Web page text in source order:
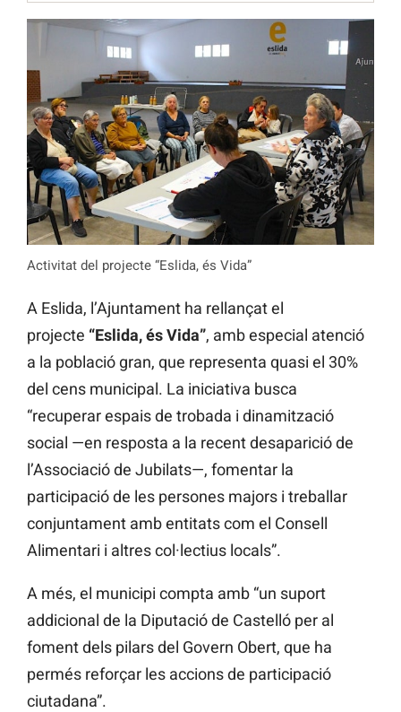
Activitat del projecte “Eslida, és Vida”
A Eslida, l’Ajuntament ha rellançat el
projecte “Eslida, és Vida”, amb especial atenció
a la població gran, que representa quasi el 30%
del cens municipal. La iniciativa busca
“recuperar espais de trobada i dinamització
social —en resposta a la recent desaparició de
l’Associació de Jubilats—, fomentar la
participació de les persones majors i treballar
conjuntament amb entitats com el Consell
Alimentari i altres col·lectius locals”.
A més, el municipi compta amb “un suport
addicional de la Diputació de Castelló per al
foment dels pilars del Govern Obert, que ha
permés reforçar les accions de participació
ciutadana”.